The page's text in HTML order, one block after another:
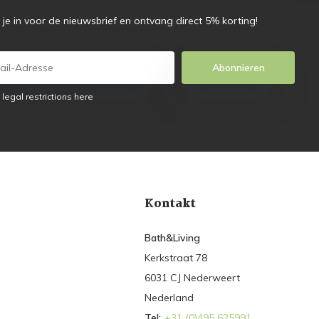
je in voor de nieuwsbrief en ontvang direct 5% korting!
Abonnieren
legal restrictions here
Kontakt
Bath&Living
Kerkstraat 78
6031 CJ Nederweert
Nederland